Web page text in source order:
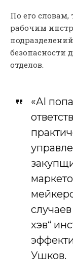
По его словам,
рабочим
безопасности
отделов.
«AI
хэв“
Ушков.